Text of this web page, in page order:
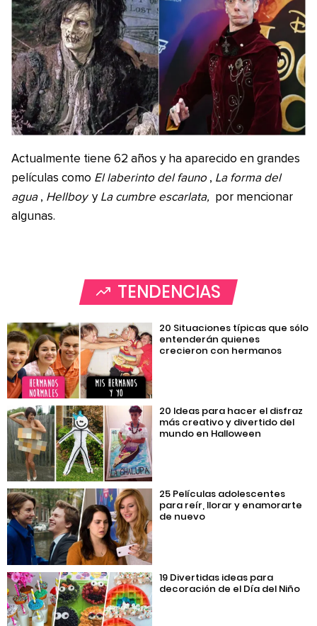
Actualmente tiene 62 años y ha aparecido en grandes
películas como El laberinto del fauno , La forma del
agua , Hellboy yLa cumbre escarlata, por mencionar
algunas.
TENDENCIAS
20 Situaciones típicas que sólo
entenderán quienes
crecieron con hermanos
20 Ideas para hacer el disfraz
más creativo y divertido del
mundo en Halloween
25 Películas adolescentes
para reír, llorar y enamorarte
de nuevo
19 Divertidas ideas para
decoración de el Día del Niño